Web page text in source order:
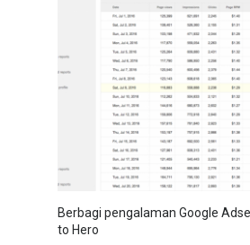
Berbagi pengalaman Google
to Hero